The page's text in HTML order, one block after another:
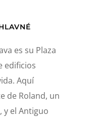
es su Plaza
edificios
Aquí
de Roland, un
y el Antiguo